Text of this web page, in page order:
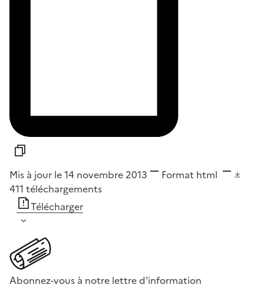
Mis à jour le 14 novembre 2013 Format html
411 téléchargements
Télécharger
Abonnez-vous à notre lettre d'information